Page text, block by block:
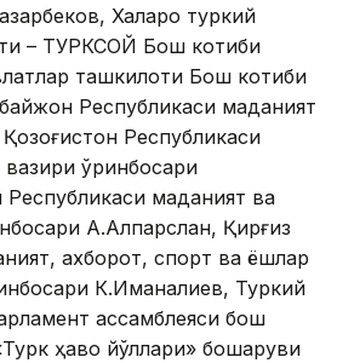
Халқаро туркий
– ТУРКСОЙ Бош котиби
ташкилоти Бош котиби
Республикаси маданият
Республикаси
ўринбосари
маданият ва
А.Алпарслан, Қирғиз
ахборот, спорт ва ёшлар
К.Иманалиев, Туркий
ассамблеяси бош
ҳаво йўллари» бошқаруви